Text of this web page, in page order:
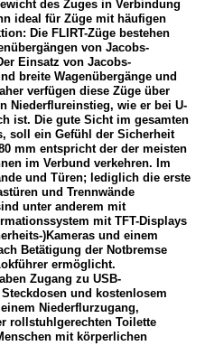
des Zuges in Verbindung
ideal für Züge mit häufigen
Die FLIRT-Züge bestehen
von Jacobs-
Einsatz von Jacobs-
breite Wagenübergänge und
verfügen diese Züge über
Niederflureinstieg, wie er bei U-
ist. Die gute Sicht im gesamten
soll ein Gefühl der Sicherheit
mm entspricht der der meisten
im Verbund verkehren. Im
und Türen; lediglich die erste
und Trennwände
unter anderem mit
mit TFT-Displays
)Kameras und einem
Betätigung der Notbremse
ermöglicht.
Zugang zu USB-
und kostenlosem
Niederflurzugang,
rollstuhlgerechten Toilette
mit körperlichen